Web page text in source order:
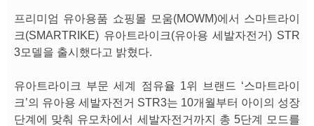
프리미엄 유아용품 쇼핑몰 모움(MOWM)에서 스마트라이
크(SMARTRIKE) 유아트라이크(유아용 세발자전거) STR
3모델을 출시했다고 밝혔다.
유아트라이크 부문 세계 점유율 1위 브랜드 ‘스마트라이
크’의 유아용 세발자전거 STR3는 10개월부터 아이의 성장
단계에 맞춰 유모차에서 세발자전거까지 총 5단계 모드를